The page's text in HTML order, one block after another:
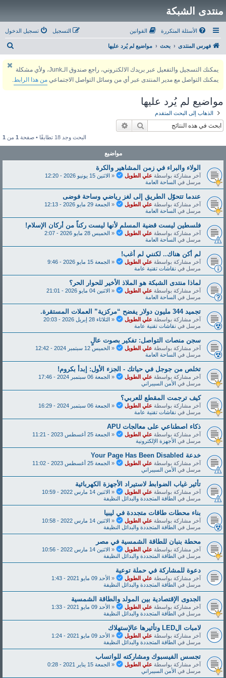
منتدى الشبكة
الأسئلة المتكررة القوانين تسجيل الدخول التسجيل
فهرس المنتدى بحث مواضيع لم يُرد عليها
يمكنك التسجيل والتفعيل عبر بريدك الالكتروني، راجع صندوق الـJunk، ولأي مشكلة
يمكنك التواصل مع مدير المنتدى عبر أي من وسائل التواصل الاجتماعي من هذا الرابط.
مواضيع لم يُرد عليها
الذهاب إلى البحث المتقدم
بحث
البحث وجد 18 تطابقًا • صفحة 1 من 1
مواضيع
الولاء والبراء في زمن المشاهير والكرة
آخر مشاركة بواسطة علي الطويل « الاثنين 15 يونيو 2026 - 12:20
مرسل في الساحة العامة
عندما تتحوّل الطريق إلى لغز رياضي وساحة فوضى
آخر مشاركة بواسطة علي الطويل « الجمعة 29 مايو 2026 - 12:13
مرسل في الساحة العامة
فلسطين ليست قضية المسلم لأنها ليست ركناً من أركان الإسلام!
آخر مشاركة بواسطة علي الطويل « الخميس 28 مايو 2026 - 2:07
مرسل في الساحة العامة
لم أكن هناك.. لكنني لم أغب!
آخر مشاركة بواسطة علي الطويل « الجمعة 15 مايو 2026 - 9:46
مرسل في نقاشات تقنية عامة
لماذا منتدى الشبكة هو الملاذ الأخير للحوار الحر؟
آخر مشاركة بواسطة علي الطويل « الاثنين 04 مايو 2026 - 21:01
مرسل في الساحة العامة
تجميد 344 مليون دولار يفضح “مركزية” العملات المستقرة.
آخر مشاركة بواسطة علي الطويل « الثلاثاء 28 إبريل 2026 - 20:03
مرسل في نقاشات تقنية عامة
سجن منصات التواصل: تفكير بصوت عالٍ
آخر مشاركة بواسطة علي الطويل « الخميس 12 سبتمبر 2024 - 12:42
مرسل في الساحة العامة
تخلص من جوجل في حياتك - الجزء الأول: إبدأ بكروم!
آخر مشاركة بواسطة علي الطويل « الجمعة 06 سبتمبر 2024 - 17:46
مرسل في الأمن السيبراني
كيف ترجمت المقطع للعربي؟
آخر مشاركة بواسطة علي الطويل « الجمعة 06 سبتمبر 2024 - 16:29
مرسل في نقاشات تقنية عامة
ذكاء اصطناعي على معالجات APU
آخر مشاركة بواسطة علي الطويل « الجمعة 25 أغسطس 2023 - 11:21
مرسل في الأجهزة الإلكترونية
خدعة Y‌‌‌o‌‌‌u‌‌‌r‌‌‌ P‌‌‌a‌‌‌‌‌g‌‌‌‌e‌‌‌ H‌‌‌a‌‌‌‌s‌‌‌ B‌‌‌e‌‌‌e‌‌‌‌n‌‌‌ D‌‌‌i‌‌‌s‌‌‌a‌‌‌b‌‌‌l‌‌‌e‌‌‌d‌‌
آخر مشاركة بواسطة علي الطويل « الجمعة 25 أغسطس 2023 - 11:02
مرسل في الأمن السيبراني
تأثير غياب الضوابط لاستيراد الأجهزة الكهربائية
آخر مشاركة بواسطة علي الطويل « الاثنين 14 مارس 2022 - 10:59
مرسل في الطاقة المتجددة والبدائل النظيفة
بناء محطات طاقات متجددة في ليبيا
آخر مشاركة بواسطة علي الطويل « الاثنين 14 مارس 2022 - 10:58
مرسل في الطاقة المتجددة والبدائل النظيفة
محطة بنبان للطاقة الشمسية في مصر
آخر مشاركة بواسطة علي الطويل « الاثنين 14 مارس 2022 - 10:56
مرسل في الطاقة المتجددة والبدائل النظيفة
دعوة للمشاركة في حملة توعية
آخر مشاركة بواسطة علي الطويل « الأحد 09 مايو 2021 - 1:43
مرسل في الطاقة المتجددة والبدائل النظيفة
الجدوى الإقتصادية بين المولد والطاقة الشمسية
آخر مشاركة بواسطة علي الطويل « الأحد 09 مايو 2021 - 1:33
مرسل في الطاقة المتجددة والبدائل النظيفة
لامبات الLED وتأثيرها عالإستهلاك
آخر مشاركة بواسطة علي الطويل « الأحد 09 مايو 2021 - 1:24
مرسل في الطاقة المتجددة والبدائل النظيفة
تجسس الفيسبوك ومشاركته للواتساب
آخر مشاركة بواسطة علي الطويل « الجمعة 15 يناير 2021 - 0:28
مرسل في الأمن السيبراني